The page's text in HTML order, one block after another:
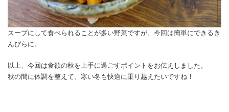
スープにして食べられることが多い野菜ですが、今回は簡単にできるき
んぴらに。
以上、今回は食欲の秋を上手に過ごすポイントをお伝えしました。
秋の間に体調を整えて、寒い冬も快適に乗り越えたいですね！